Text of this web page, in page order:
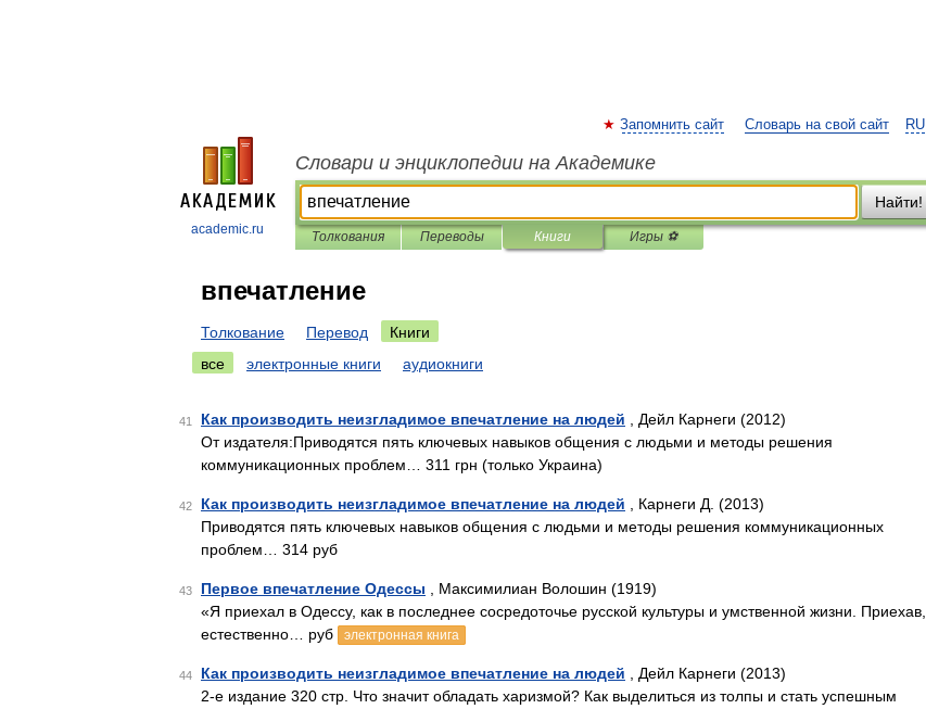
academic.ru
RU
Запомнить сайт Словарь на свой сайт
Словари и энциклопедии на Академике
Найти!
Толкования Переводы Книги Игры ⚽
впечатление
Толкование Перевод
Книги
все
электронные книги аудиокниги
41 Как производить неизгладимое впечатление на людей , Дейл Карнеги (2012)
От издателя:Приводятся пять ключевых навыков общения с людьми и методы решения
коммуникационных проблем… 311 грн (только Украина)
42 Как производить неизгладимое впечатление на людей , Карнеги Д. (2013)
Приводятся пять ключевых навыков общения с людьми и методы решения коммуникационных
проблем… 314 руб
43 Первое впечатление Одессы , Максимилиан Волошин (1919)
«Я приехал в Одессу, как в последнее сосредоточье русской культуры и умственной жизни. Приехав,
естественно… руб
электронная книга
44 Как производить неизгладимое впечатление на людей , Дейл Карнеги (2013)
2-е издание 320 стр. Что значит обладать харизмой? Как выделиться из толпы и стать успешным